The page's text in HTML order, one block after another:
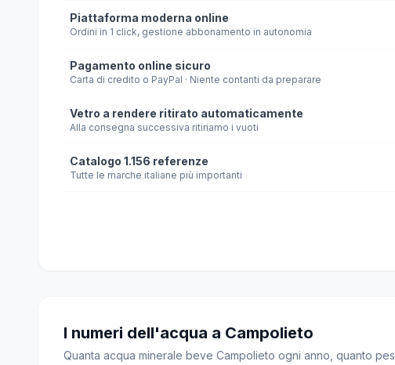
Piattaforma moderna online
Ordini in 1 click, gestione abbonamento in autonomia
Pagamento online sicuro
Carta di credito o PayPal · Niente contanti da preparare
Vetro a rendere ritirato automaticamente
Alla consegna successiva ritiriamo i vuoti
Catalogo 1.156 referenze
Tutte le marche italiane più importanti
I numeri dell'acqua a Campolieto
Quanta acqua minerale beve Campolieto ogni anno, quanto